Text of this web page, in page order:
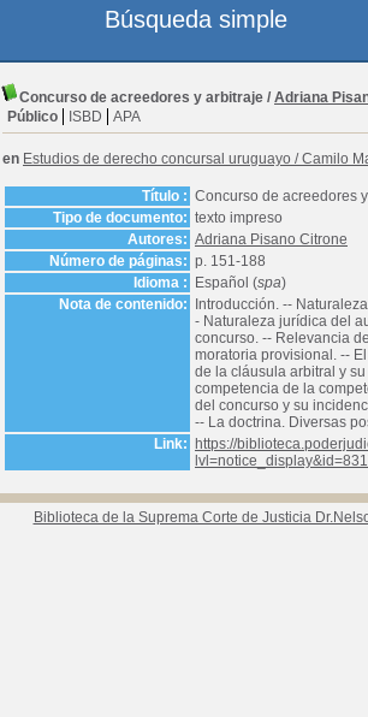
Concurso de acreedores y arbitraje / Adriana
Público
ISBD APA
en Estudios de derecho concursal uruguayo /Camilo
Título : Concurso de acreedores
Tipo de documento: texto impreso
Autores: Adriana Pisano Citrone
Número de páginas: p. 151-188
Idioma :
Español (spa)
Nota de contenido:
Introducción. --
- Naturaleza jurídica del
concurso. -- Relevancia
moratoria provisional. --
de la cláusula arbitral y
competencia de la
del concurso y su
-- La doctrina. Diversas
Link:
https://
Biblioteca de la Suprema Corte de Justicia
Búsqueda simple